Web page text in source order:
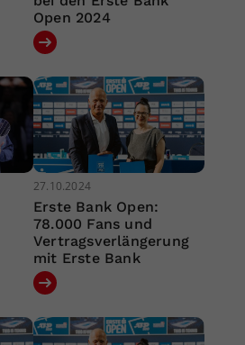
Open 2024
27.10.2024
Erste Bank Open:
78.000 Fans und
Vertragsverlängerung
mit Erste Bank